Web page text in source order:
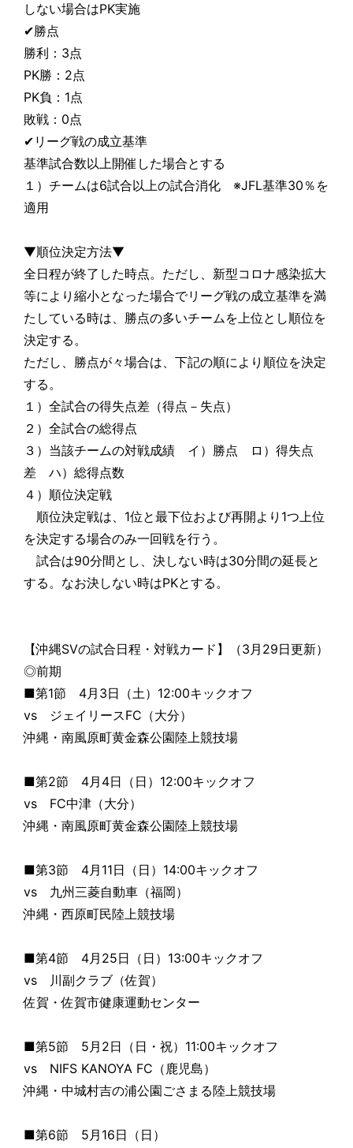
しない場合はPK実施
✔勝点
勝利：3点
PK勝：2点
PK負：1点
敗戦：0点
✔リーグ戦の成立基準
基準試合数以上開催した場合とする
１）チームは6試合以上の試合消化 ※JFL基準30％を
適用
▼順位決定方法▼
全日程が終了した時点。ただし、新型コロナ感染拡大
等により縮小となった場合でリーグ戦の成立基準を満
たしている時は、勝点の多いチームを上位とし順位を
決定する。
ただし、勝点が々場合は、下記の順により順位を決定
する。
１）全試合の得失点差（得点－失点）
２）全試合の総得点
３）当該チームの対戦成績 イ）勝点 ロ）得失点
差 ハ）総得点数
４）順位決定戦
順位決定戦は、1位と最下位および再開より1つ上位
を決定する場合のみ一回戦を行う。
試合は90分間とし、決しない時は30分間の延長と
する。なお決しない時はPKとする。
【沖縄SVの試合日程・対戦カード】（3月29日更新）
◎前期
■第1節 4月3日（土）12:00キックオフ
vs ジェイリースFC（大分）
沖縄・南風原町黄金森公園陸上競技場
■第2節 4月4日（日）12:00キックオフ
vs FC中津（大分）
沖縄・南風原町黄金森公園陸上競技場
■第3節 4月11日（日）14:00キックオフ
vs 九州三菱自動車（福岡）
沖縄・西原町民陸上競技場
■第4節 4月25日（日）13:00キックオフ
vs 川副クラブ（佐賀）
佐賀・佐賀市健康運動センター
■第5節 5月2日（日・祝）11:00キックオフ
vs NIFS KANOYA FC（鹿児島）
沖縄・中城村吉の浦公園ごさまる陸上競技場
■第6節 5月16日（日）